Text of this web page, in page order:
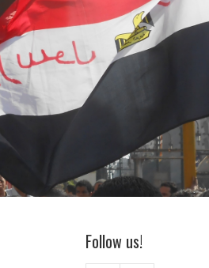
Follow us!